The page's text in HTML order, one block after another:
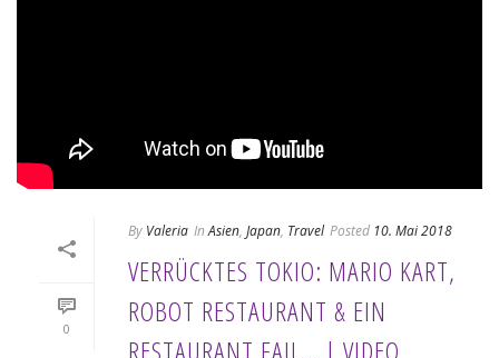
0
By Valeria In Asien, Japan, Travel Posted 10. Mai 2018
VERRÜCKTES TOKIO: MARIO KART,
ROBOT RESTAURANT & EIN
RESTAURANT FAIL… | VIDEO